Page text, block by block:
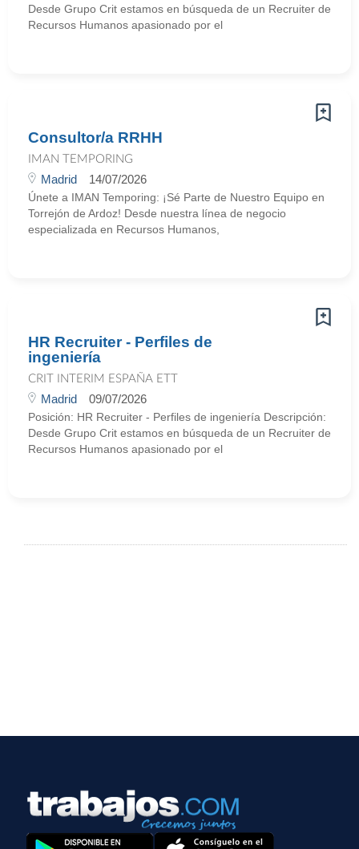
Desde Grupo Crit estamos en búsqueda de un Recruiter de
Recursos Humanos apasionado por el
Consultor/a RRHH
IMAN TEMPORING
Madrid 14/07/2026
Únete a IMAN Temporing: ¡Sé Parte de Nuestro Equipo en
Torrejón de Ardoz! Desde nuestra línea de negocio
especializada en Recursos Humanos,
HR Recruiter - Perfiles de
ingeniería
CRIT INTERIM ESPAÑA ETT
Madrid 09/07/2026
Posición: HR Recruiter - Perfiles de ingeniería Descripción:
Desde Grupo Crit estamos en búsqueda de un Recruiter de
Recursos Humanos apasionado por el